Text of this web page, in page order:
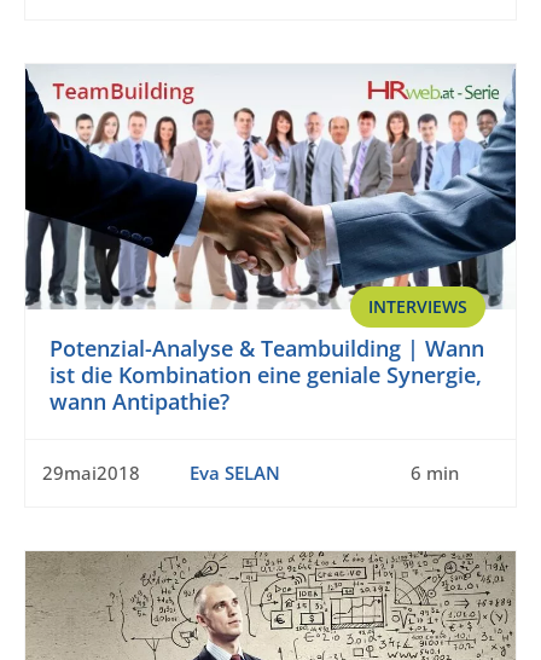
INTERVIEWS
Potenzial-Analyse & Teambuilding | Wann
ist die Kombination eine geniale Synergie,
wann Antipathie?
29mai2018 Eva SELAN 6 min